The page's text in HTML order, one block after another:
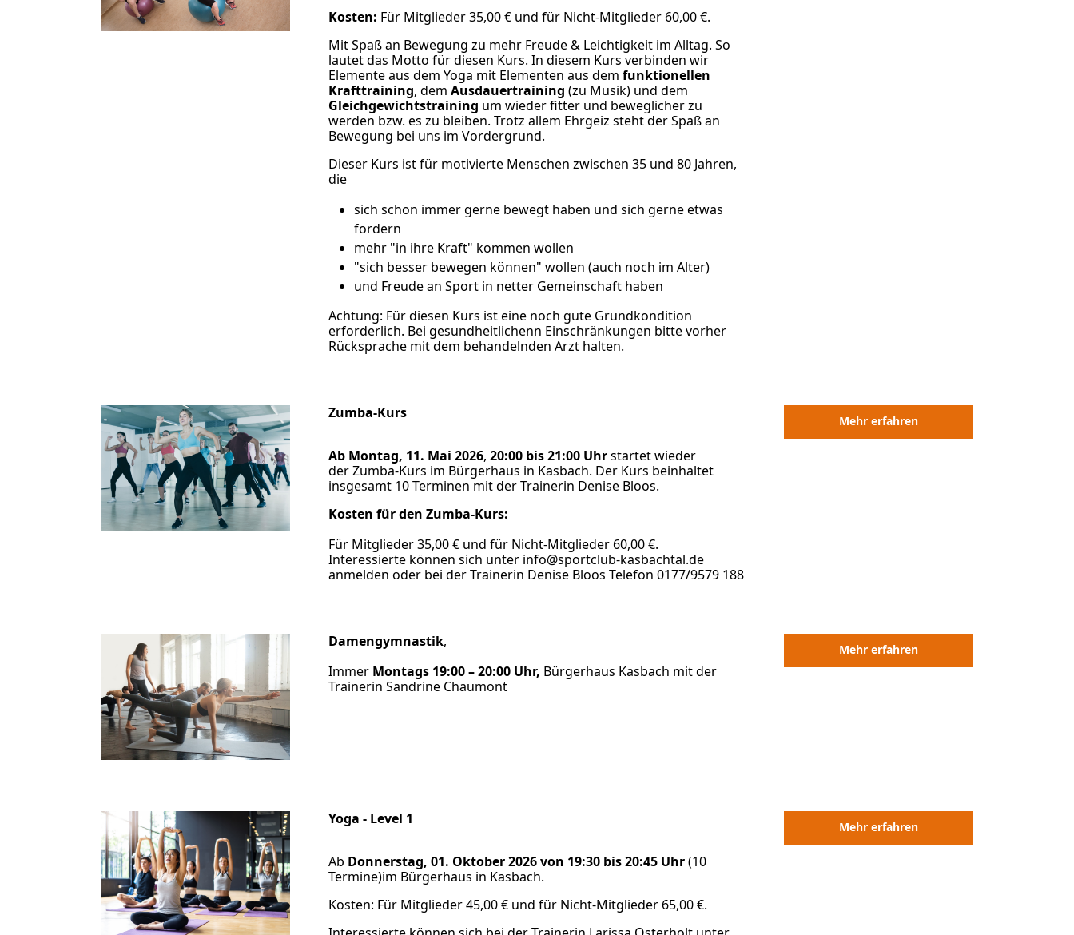
Kosten: Für Mitglieder 35,00 € und für Nicht-Mitglieder 60,00 €.
Mit Spaß an Bewegung zu mehr Freude & Leichtigkeit im Alltag. So
lautet das Motto für diesen Kurs. In diesem Kurs verbinden wir
Elemente aus dem Yoga mit Elementen aus dem funktionellen
Krafttraining, dem Ausdauertraining (zu Musik) und dem
Gleichgewichtstraining um wieder fitter und beweglicher zu
werden bzw. es zu bleiben. Trotz allem Ehrgeiz steht der Spaß an
Bewegung bei uns im Vordergrund.
Dieser Kurs ist für motivierte Menschen zwischen 35 und 80 Jahren,
die
sich schon immer gerne bewegt haben und sich gerne etwas
fordern
mehr "in ihre Kraft" kommen wollen
"sich besser bewegen können" wollen (auch noch im Alter)
und Freude an Sport in netter Gemeinschaft haben
Achtung: Für diesen Kurs ist eine noch gute Grundkondition
erforderlich. Bei gesundheitlichenn Einschränkungen bitte vorher
Rücksprache mit dem behandelnden Arzt halten.
Zumba-Kurs
Ab Montag, 11. Mai 2026, 20:00 bis 21:00 Uhrstartet wieder
der Zumba-Kurs im Bürgerhaus in Kasbach. Der Kurs beinhaltet
insgesamt 10 Terminen mit der Trainerin Denise Bloos.
Kosten für den Zumba-Kurs:
Für Mitglieder 35,00 € und für Nicht-Mitglieder 60,00 €.
Interessierte können sich unter info@sportclub-kasbachtal.de
anmelden oder bei der Trainerin Denise Bloos Telefon 0177/9579 188
Mehr erfahren
Damengymnastik,
Immer Montags 19:00 – 20:00 Uhr, Bürgerhaus Kasbach mit der
Trainerin Sandrine Chaumont
Mehr erfahren
Yoga - Level 1
Ab Donnerstag, 01. Oktober 2026 von 19:30 bis 20:45 Uhr(10
Termine)im Bürgerhaus in Kasbach.
Kosten: Für Mitglieder 45,00 € und für Nicht-Mitglieder 65,00 €.
Mehr erfahren